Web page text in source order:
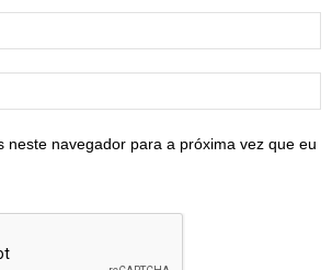
neste navegador para a próxima vez que eu